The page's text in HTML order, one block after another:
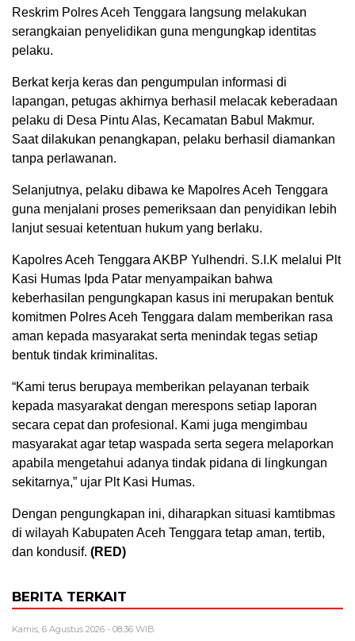
Reskrim Polres Aceh Tenggara langsung melakukan
serangkaian penyelidikan guna mengungkap identitas
pelaku.
Berkat kerja keras dan pengumpulan informasi di
lapangan, petugas akhirnya berhasil melacak keberadaan
pelaku di Desa Pintu Alas, Kecamatan Babul Makmur.
Saat dilakukan penangkapan, pelaku berhasil diamankan
tanpa perlawanan.
Selanjutnya, pelaku dibawa ke Mapolres Aceh Tenggara
guna menjalani proses pemeriksaan dan penyidikan lebih
lanjut sesuai ketentuan hukum yang berlaku.
Kapolres Aceh Tenggara AKBP Yulhendri. S.I.K melalui Plt
Kasi Humas Ipda Patar menyampaikan bahwa
keberhasilan pengungkapan kasus ini merupakan bentuk
komitmen Polres Aceh Tenggara dalam memberikan rasa
aman kepada masyarakat serta menindak tegas setiap
bentuk tindak kriminalitas.
“Kami terus berupaya memberikan pelayanan terbaik
kepada masyarakat dengan merespons setiap laporan
secara cepat dan profesional. Kami juga mengimbau
masyarakat agar tetap waspada serta segera melaporkan
apabila mengetahui adanya tindak pidana di lingkungan
sekitarnya,” ujar Plt Kasi Humas.
Dengan pengungkapan ini, diharapkan situasi kamtibmas
di wilayah Kabupaten Aceh Tenggara tetap aman, tertib,
dan kondusif. (RED)
BERITA TERKAIT
Kamis, 6 Agustus 2026 - 08:36 WIB